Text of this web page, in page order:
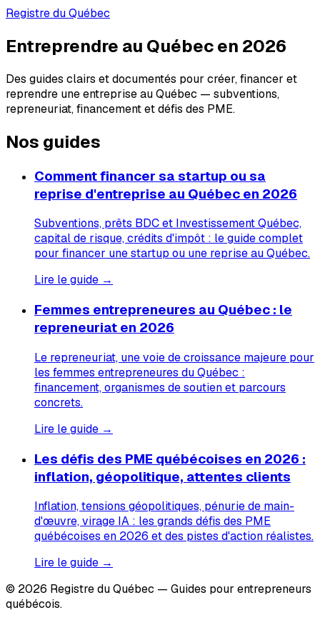
Registre du Québec
Entreprendre au Québec en 2026
Des guides clairs et documentés pour créer, financer et
reprendre une entreprise au Québec — subventions,
repreneuriat, financement et défis des PME.
Nos guides
Comment financer sa startup ou sa
reprise d'entreprise au Québec en 2026
Subventions, prêts BDC et Investissement Québec,
capital de risque, crédits d'impôt : le guide complet
pour financer une startup ou une reprise au Québec.
Lire le guide →
Femmes entrepreneures au Québec : le
repreneuriat en 2026
Le repreneuriat, une voie de croissance majeure pour
les femmes entrepreneures du Québec :
financement, organismes de soutien et parcours
concrets.
Lire le guide →
Les défis des PME québécoises en 2026 :
inflation, géopolitique, attentes clients
Inflation, tensions géopolitiques, pénurie de main-
d'œuvre, virage IA : les grands défis des PME
québécoises en 2026 et des pistes d'action réalistes.
Lire le guide →
© 2026 Registre du Québec — Guides pour entrepreneurs
québécois.